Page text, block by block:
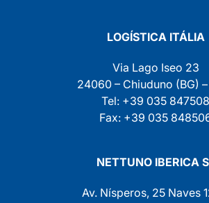
LOGÍSTICA ITÁLIA
Via Lago Iseo 23
24060 – Chiuduno (BG)
Tel: +39 035 847508
Fax: +39 035
NETTUNO IBERICA
Av. Nísperos, 25 Naves